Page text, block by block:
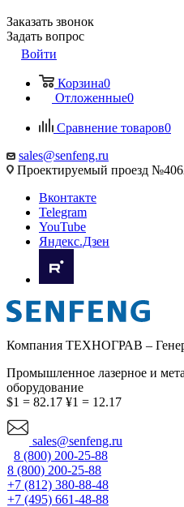
Заказать звонок
Задать вопрос
Войти
Корзина0
Отложенные0
Сравнение товаров0
sales@senfeng.ru
Проектируемый проезд
Вконтакте
Telegram
YouTube
Яндекс.Дзен
Компания ТЕХНОГРАВ –
Промышленное лазерное и
оборудование
$1 = 82.17 ¥1 = 12.17
sales@senfeng.ru
8 (800) 200-25-88
8 (800) 200-25-88
+7 (812) 380-88-48
+7 (495) 661-48-88